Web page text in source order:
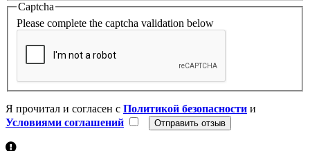
Captcha
Please complete the captcha validation below
Я прочитал и согласен с Политикой безопасности и
Условиями соглашений